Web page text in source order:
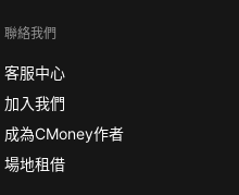
聯絡我們
客服中心
加入我們
成為CMoney作者
場地租借